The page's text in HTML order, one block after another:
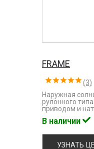
FRAME
(3)
Наружная
рулонного
приводом и
В наличии
УЗНАТЬ